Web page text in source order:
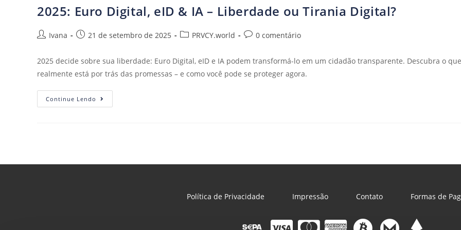
2025: Euro Digital, eID & IA – Liberdade ou Tirania Digital?
Ivana 21 de setembro de 2025 PRVCY.world 0 comentário
2025 decide sobre sua liberdade: Euro Digital, eID e IA podem transformá-lo em um cidadão transparente. Descubra o que
realmente está por trás das promessas – e como você pode se proteger agora.
Continue Lendo
Política de Privacidade Impressão Contato Formas de